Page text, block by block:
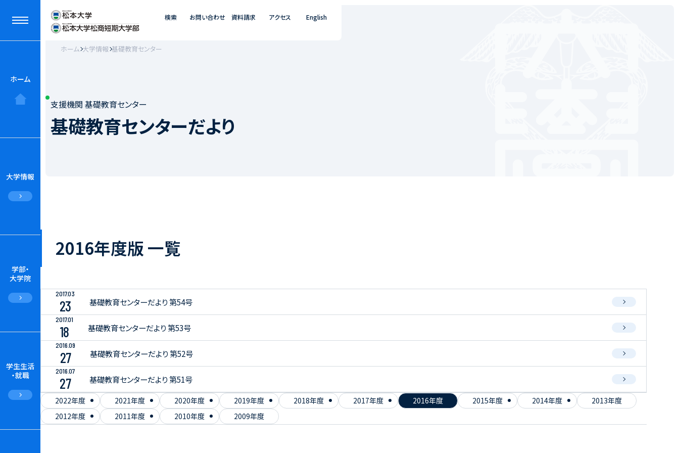
ホーム
大学情報
学部・
大学院
学生生活
・就職
検索 お問い合わせ 資料請求 アクセス English
ホーム 大学情報 基礎教育センター
支援機関 基礎教育センター
基礎教育センターだより
2016年度版 一覧
2017.03
23 基礎教育センターだより 第54号
2017.01
18 基礎教育センターだより 第53号
2016.09
27 基礎教育センターだより 第52号
2016.07
27 基礎教育センターだより 第51号
2022年度 2021年度 2020年度 2019年度 2018年度 2017年度 2016年度 2015年度 2014年度
2013年度
2012年度
2011年度 2010年度 2009年度